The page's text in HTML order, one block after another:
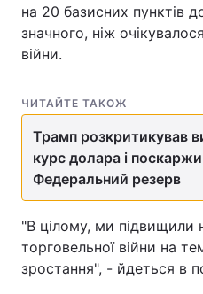
на 20 базисних пунктів
значного, ніж
війни.
ЧИТАЙТЕ ТАКОЖ
Трамп розкритикував
курс долара і
Федеральний резерв
"В цілому, ми підвищили
торговельної війни на
зростання", - йдеться в